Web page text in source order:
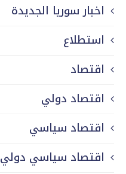
اخبار سوريا الجديدة
استطلاع
اقتصاد
اقتصاد دولي
اقتصاد سياسي
اقتصاد سياسي دولي